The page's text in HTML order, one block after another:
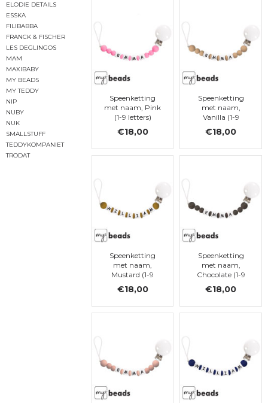
ELODIE DETAILS
ESSKA
FILIBABBA
FRANCK & FISCHER
LES DEGLINGOS
MAM
MAXIBABY
MY BEADS
MY TEDDY
NIP
NUBY
NUK
SMALLSTUFF
TEDDYKOMPANIET
TRODAT
Speenketting
met naam, Pink
(1-9 letters)
€18,00
Speenketting
met naam,
Vanilla (1-9
letters)
€18,00
Speenketting
met naam,
Mustard (1-9
€18,00
Speenketting
met naam,
Chocolate (1-9
€18,00